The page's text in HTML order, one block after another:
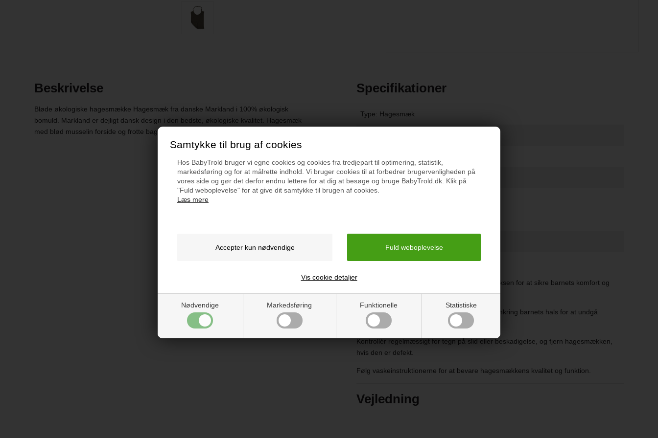
Samtykke til brug af cookies
Hos BabyTrold bruger vi egne cookies og cookies fra tredjepart til optimering, statistik,
markedsføring og for at målrette indhold. Vi bruger cookies til at forbedrer brugervenligheden på
vores side og gør det derfor endnu lettere for at dig at besøge og bruge BabyTrold.dk. Klik på
"Fuld weboplevelse" for at give dit samtykke til brugen af cookies.
Læs mere
Nødvendige Markedsføring Funktionelle Statistiske
Vis cookie detaljer
Beskrivelse
Bløde økologiske hagesmække Hagesmæk fra danske Markland i 100% økologisk
bomuld. Markland er dejligt dansk design i den bedste, økologiske kvalitet. Hagesmæk
med blød musselin forside og frotte bagside.
Specifikationer
Type: Hagesmæk
Vask: 40 grader
Brug hagesmækken kun under opsyn af en voksen for at sikre barnets komfort og
sikkerhed.
Sørg for, at hagesmækken ikke er for stram omkring barnets hals for at undgå
kvælningsfare.
Kontrollér regelmæssigt for tegn på slid eller beskadigelse, og fjern hagesmækken,
hvis den er defekt.
Følg vaskeinstruktionerne for at bevare hagesmækkens kvalitet og funktion.
Vejledning